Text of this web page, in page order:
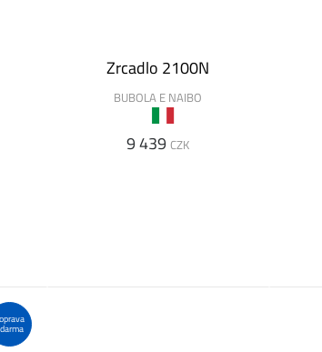
Zrcadlo 2100N
BUBOLA E NAIBO
9 439 CZK